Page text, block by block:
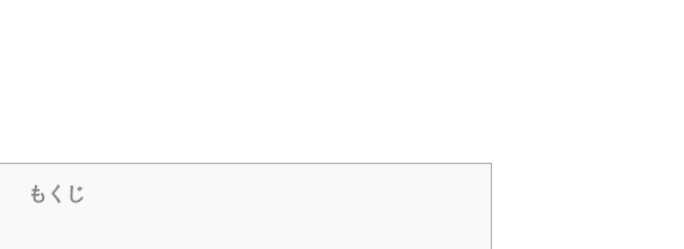
もくじ